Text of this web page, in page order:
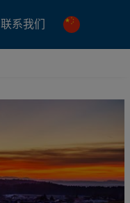
联系我们